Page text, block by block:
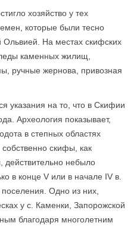
хозяйство у тех
которые были тесно
Ольвией. На местах скифских
каменных жилищ,
ручные жернова, привозная
указания на то, что в Скифии
Археология показывает,
в степных областях
скифы, как
действительно небыло
в конце V или в начале IV в.
Одно из них,
у с. Каменки, Запорожской
благодаря многолетним